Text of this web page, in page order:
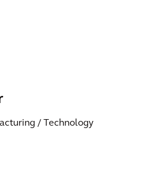
/ Technology